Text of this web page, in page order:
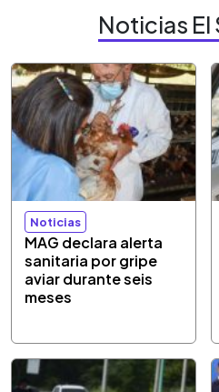
Noticias El
Noticias
MAG declara alerta
sanitaria por gripe
aviar durante seis
meses